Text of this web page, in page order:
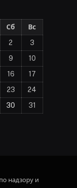
Сб
Вс
2
3
9
10
16
17
23
24
30 31
надзору и